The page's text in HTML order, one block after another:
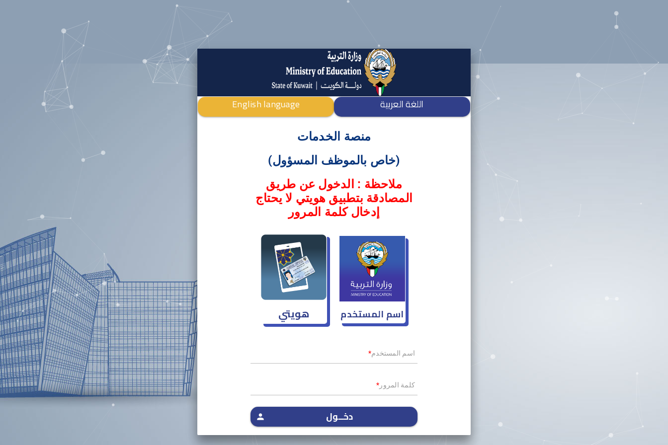
English language اللغة العربية
منصة الخدمات
(خاص بالموظف المسؤول)
ملاحظة : الدخول عن طريق
المصادقة بتطبيق هويتي لا يحتاج
إدخال كلمة المرور
هويتي اسم المستخدم
*اسم المستخدم
* كلمة المرور
دخــول